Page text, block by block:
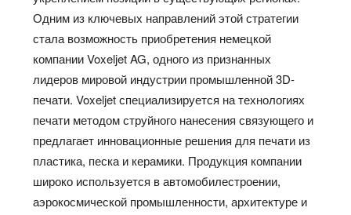
Одним из ключевых направлений этой стратегии
стала возможность приобретения немецкой
компании Voxeljet AG, одного из признанных
лидеров мировой индустрии промышленной 3D-
печати. Voxeljet специализируется на технологиях
печати методом струйного нанесения связующего и
предлагает инновационные решения для печати из
пластика, песка и керамики. Продукция компании
широко используется в автомобилестроении,
аэрокосмической промышленности, архитектуре и